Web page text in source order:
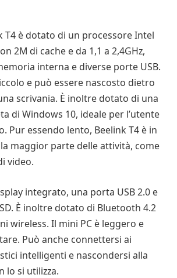
T4 è dotato di un processore Intel
2M di cache e da 1,1 a 2,4GHz,
interna e diverse porte USB.
e può essere nascosto dietro
scrivania. È inoltre dotato di una
di Windows 10, ideale per l’utente
Pur essendo lento, Beelink T4 è in
maggior parte delle attività, come
video.
integrato, una porta USB 2.0 e
È inoltre dotato di Bluetooth 4.2
wireless. Il mini PC è leggero e
Può anche connettersi ai
intelligenti e nascondersi alla
lo si utilizza.